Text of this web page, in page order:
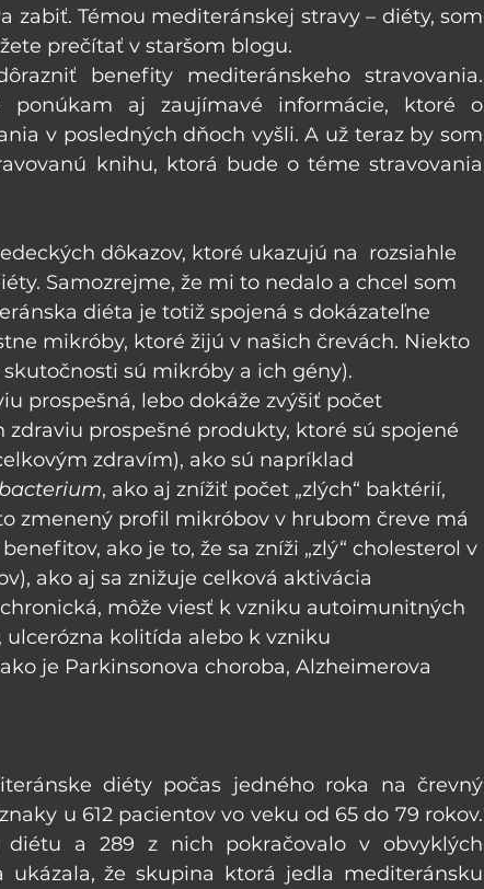
zabiť. Témou mediteránskej stravy – diéty, som
prečítať v staršom blogu.
benefity mediteránskeho stravovania.
aj zaujímavé informácie, ktoré o
v posledných dňoch vyšli. A už teraz by som
knihu, ktorá bude o téme stravovania
dôkazov, ktoré ukazujú na  rozsiahle
Samozrejme, že mi to nedalo a chcel som
diéta je totiž spojená s dokázateľne
mikróby, ktoré žijú v našich črevách. Niekto
sú mikróby a ich gény).
prospešná, lebo dokáže zvýšiť počet
prospešné produkty, ktoré sú spojené
zdravím), ako sú napríklad
, ako aj znížiť počet „zlých“ baktérií,
zmenený profil mikróbov v hrubom čreve má
ako je to, že sa zníži „zlý“ cholesterol v
ako aj sa znižuje celková aktivácia
môže viesť k vzniku autoimunitných
ulcerózna kolitída alebo k vzniku
je Parkinsonova choroba, Alzheimerova
diéty počas jedného roka na črevný
u 612 pacientov vo veku od 65 do 79 rokov.
a 289 z nich pokračovalo v obvyklých
ukázala, že skupina ktorá jedla mediteránsku